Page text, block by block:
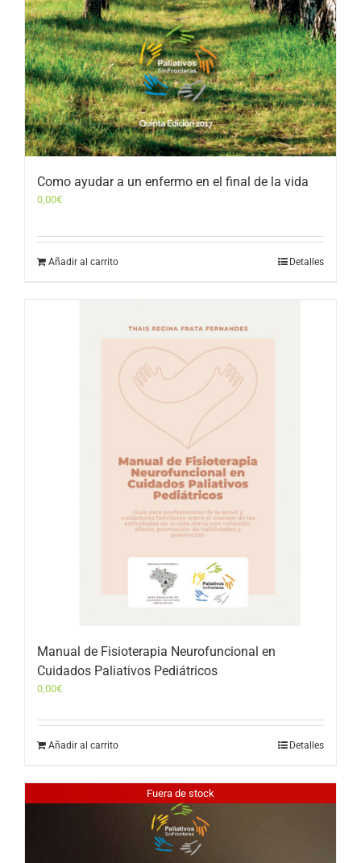
Como ayudar a un enfermo en el final de la vida
0,00€
Añadir al carrito Detalles
Manual de Fisioterapia Neurofuncional en
Cuidados Paliativos Pediátricos
0,00€
Añadir al carrito Detalles
Fuera de stock